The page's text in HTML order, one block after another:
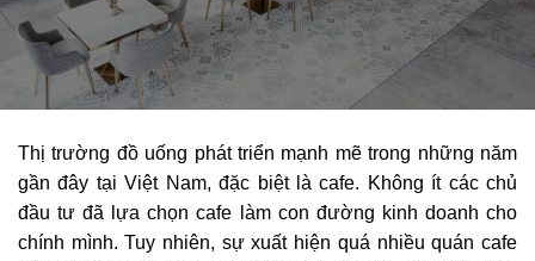
Thị trường đồ uống phát triển mạnh mẽ trong những năm
gần đây tại Việt Nam, đặc biệt là cafe. Không ít các chủ
đầu tư đã lựa chọn cafe làm con đường kinh doanh cho
chính mình. Tuy nhiên, sự xuất hiện quá nhiều quán cafe